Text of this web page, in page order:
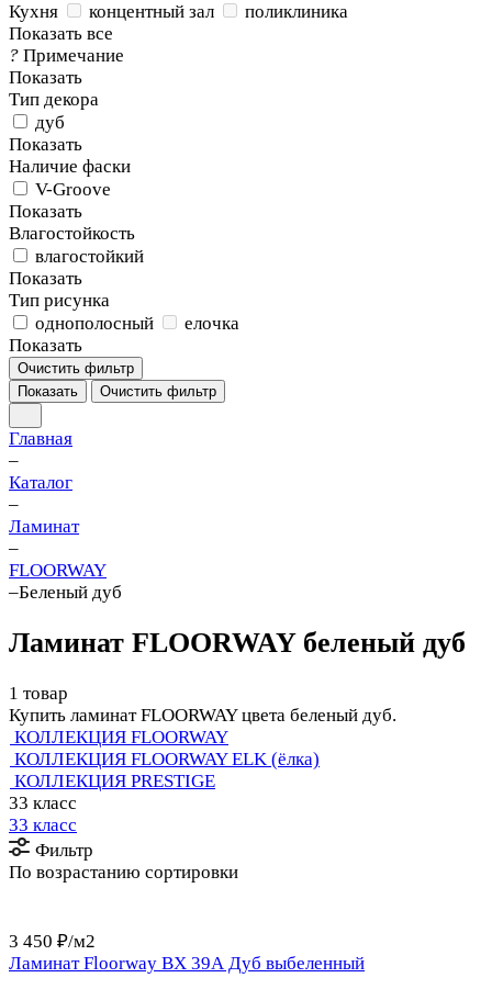
Кухня
концентный зал
поликлиника
Показать все
? Примечание
Показать
Тип декора
дуб
Показать
Наличие фаски
V-Groove
Показать
Влагостойкость
влагостойкий
Показать
Тип рисунка
однополосный
елочка
Показать
Очистить фильтр
Показать
Очистить фильтр
Главная
–
Каталог
–
Ламинат
–
FLOORWAY
–Беленый дуб
Ламинат FLOORWAY беленый дуб
1 товар
Купить ламинат FLOORWAY цвета беленый дуб.
КОЛЛЕКЦИЯ FLOORWAY
КОЛЛЕКЦИЯ FLOORWAY ELK (ёлка)
КОЛЛЕКЦИЯ PRESTIGE
33 класс
33 класс
Фильтр
По возрастанию сортировки
3 450 ₽/м2
Ламинат Floorway ВХ 39А Дуб выбеленный